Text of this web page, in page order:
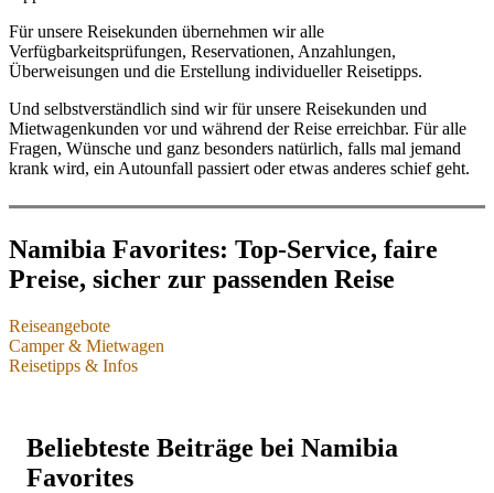
Für unsere Reisekunden übernehmen wir alle
Verfügbarkeitsprüfungen, Reservationen, Anzahlungen,
Überweisungen und die Erstellung individueller Reisetipps.
Und selbstverständlich sind wir für unsere Reisekunden und
Mietwagenkunden vor und während der Reise erreichbar. Für alle
Fragen, Wünsche und ganz besonders natürlich, falls mal jemand
krank wird, ein Autounfall passiert oder etwas anderes schief geht.
Namibia Favorites: Top-Service, faire
Preise, sicher zur passenden Reise
Namibia-Reisen & einzelne Leistungen
Selbstfahrerreisen im Mietwagen oder Camper
Privat geführte Reisen
Reiseangebote
Camper & Mietwagen Übersicht
Dachzelt-Camper
Bushcamper & Wohnmobile
Camper & Mietwagen
Buchungssituation 2025 & 2026
Packliste für Safari & Reise
Reisetipps & Infos
Beliebteste Beiträge bei Namibia
Favorites